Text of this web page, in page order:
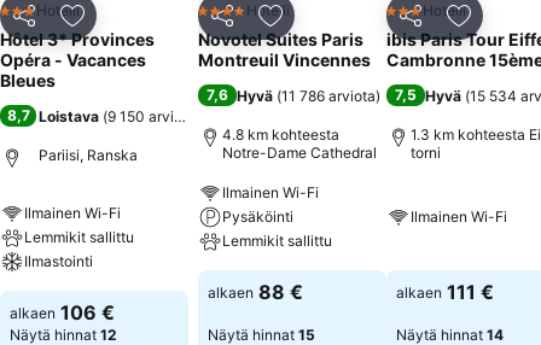
Jaa Lisää suosikkeihin
3 Tähtiluokitus
Hotelli
Hôtel 3* Provinces
Opéra - Vacances
Bleues
8,7 Loistava (9 150 arviota
Pariisi, Ranska
Ilmainen Wi-Fi
Lemmikit sallittu
Ilmastointi
alkaen 106 €
Näytä hinnat 12
Jaa Lisää suosikkeihin
4 Tähtiluokitus
Hotelli
Novotel Suites Paris
Montreuil Vincennes
7,6 Hyvä (11 786 arviota)
4.8 km kohteesta
Notre-Dame Cathedral
Ilmainen Wi-Fi
Pysäköinti
Lemmikit sallittu
alkaen 88 €
Näytä hinnat 15
Jaa Lisää
3 Tähtiluokitus
Hotelli
ibis Paris Tour
Cambronne
7,5 Hyvä (15 534
1.3 km kohteesta
torni
Ilmainen Wi-Fi
alkaen 111 €
Näytä hinnat 14